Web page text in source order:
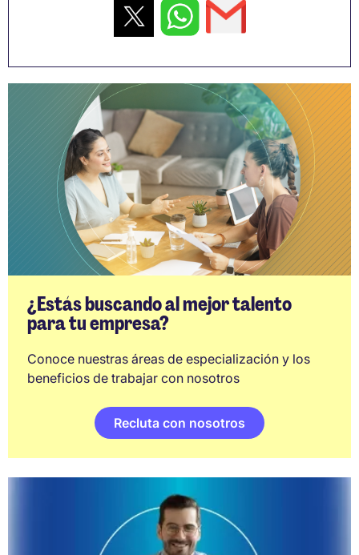
¿Estás buscando al mejor talento
para tu empresa?
Conoce nuestras áreas de especialización y los
beneficios de trabajar con nosotros
Recluta con nosotros